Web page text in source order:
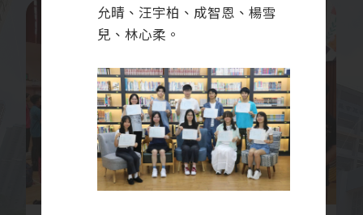
允晴、汪宇柏、成智恩、楊雪
兒、林心柔。